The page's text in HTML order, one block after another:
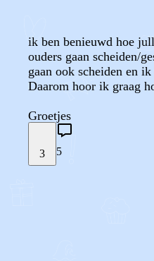
ik ben benieuwd hoe
ouders gaan scheiden/
gaan ook scheiden en
Daarom hoor ik graag
Groetjes
3 5